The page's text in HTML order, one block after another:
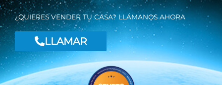
¿QUIERES VENDER TU CASA? LLÁMANOS AHORA
LLAMAR